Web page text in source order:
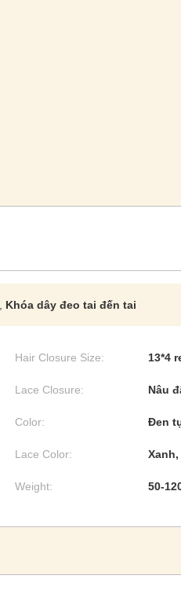
Khóa dây đeo tai đến tai
Hair Closure Size: 13*4
Lace Closure: Nâu
Color: Đen
Lace Color:
Weight: 50-